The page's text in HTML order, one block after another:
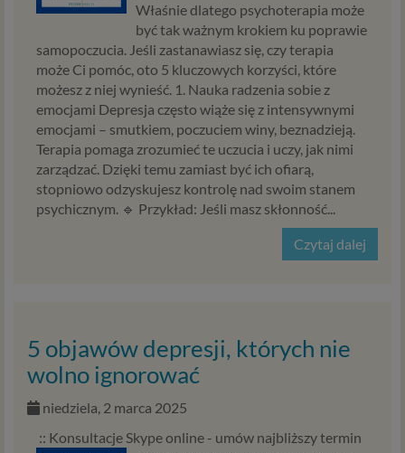
Właśnie dlatego psychoterapia może
być tak ważnym krokiem ku poprawie
samopoczucia. Jeśli zastanawiasz się, czy terapia
może Ci pomóc, oto 5 kluczowych korzyści, które
możesz z niej wynieść. 1. Nauka radzenia sobie z
emocjami Depresja często wiąże się z intensywnymi
emocjami – smutkiem, poczuciem winy, beznadzieją.
Terapia pomaga zrozumieć te uczucia i uczy, jak nimi
zarządzać. Dzięki temu zamiast być ich ofiarą,
stopniowo odzyskujesz kontrolę nad swoim stanem
psychicznym. 🔹 Przykład: Jeśli masz skłonność...
Czytaj dalej
5 objawów depresji, których nie
wolno ignorować
niedziela, 2 marca 2025
:: Konsultacje Skype online - umów najbliższy termin